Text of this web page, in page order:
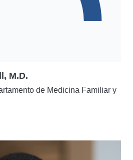
M.D.
de Medicina Familiar y